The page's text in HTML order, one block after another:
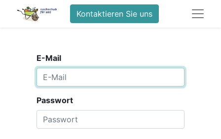
Kontaktieren Sie uns
E-Mail
Passwort